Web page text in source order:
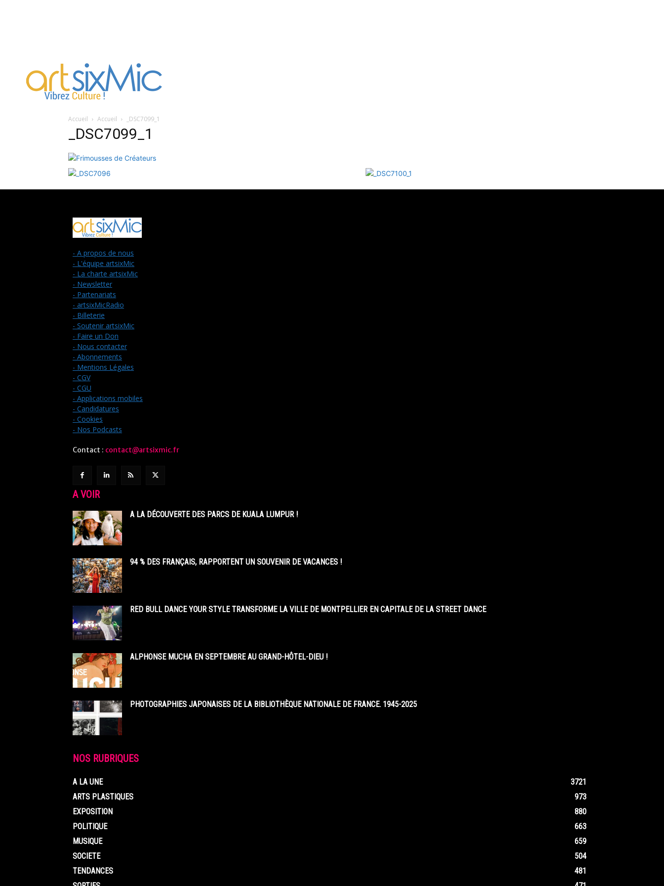
artsixMic
Accueil Accueil _DSC7099_1
_DSC7099_1
- A propos de nous
- L'équipe artsixMic
- La charte artsixMic
- Newsletter
- Partenariats
- artsixMicRadio
- Billeterie
- Soutenir artsixMic
- Faire un Don
- Nous contacter
- Abonnements
- Mentions Légales
- CGV
- CGU
- Applications mobiles
- Candidatures
- Cookies
- Nos Podcasts
Contact : contact@artsixmic.fr
A VOIR
A LA DÉCOUVERTE DES PARCS DE KUALA LUMPUR !
94 % DES FRANÇAIS, RAPPORTENT UN SOUVENIR DE VACANCES !
RED BULL DANCE YOUR STYLE TRANSFORME LA VILLE DE MONTPELLIER EN CAPITALE DE LA STREET DANCE
ALPHONSE MUCHA EN SEPTEMBRE AU GRAND-HÔTEL-DIEU !
PHOTOGRAPHIES JAPONAISES DE LA BIBLIOTHÈQUE NATIONALE DE FRANCE. 1945-2025
NOS RUBRIQUES
A LA UNE
3721
ARTS PLASTIQUES
973
EXPOSITION
880
POLITIQUE
663
MUSIQUE
659
SOCIETE
504
TENDANCES
481